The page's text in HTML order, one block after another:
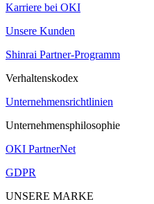
Karriere bei OKI
Unsere Kunden
Shinrai Partner-Programm
Verhaltenskodex
Unternehmensrichtlinien
Unternehmensphilosophie
OKI PartnerNet
GDPR
UNSERE MARKE